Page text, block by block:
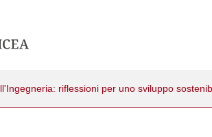
riflessioni per uno sviluppo